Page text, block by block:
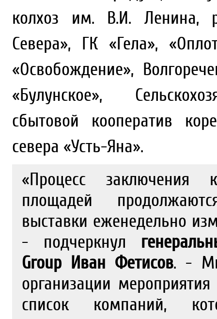
колхоз им. В.И. Ленина,
Севера», ГК «Гела»,
«Освобождение»,
«Булунское»,
сбытовой кооператив
севера «Усть-Яна».
«Процесс заключения
площадей
выставки еженедельно
- подчеркнул
Group Иван Фетисов. -
организации
список компаний,